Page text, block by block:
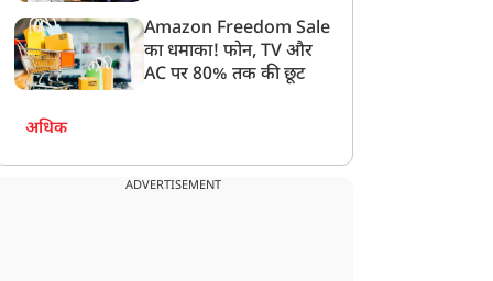
लगाई फटकार
Amazon Freedom Sale
का धमाका! फोन, TV और
AC पर 80% तक की छूट
अधिक
ADVERTISEMENT